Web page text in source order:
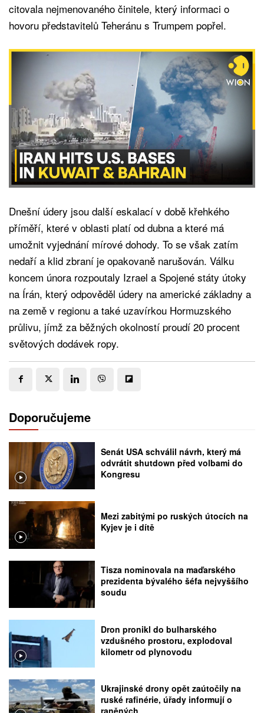
citovala nejmenovaného činitele, který informaci o
hovoru představitelů Teheránu s Trumpem popřel.
Dnešní údery jsou další eskalací v době křehkého
příměří, které v oblasti platí od dubna a které má
umožnit vyjednání mírové dohody. To se však zatím
nedaří a klid zbraní je opakovaně narušován. Válku
koncem února rozpoutaly Izrael a Spojené státy útoky
na Írán, který odpověděl údery na americké základny a
na země v regionu a také uzavírkou Hormuzského
průlivu, jímž za běžných okolností proudí 20 procent
světových dodávek ropy.
Doporučujeme
Senát USA schválil návrh, který má
odvrátit shutdown před volbami do
Kongresu
Mezi zabitými po ruských útocích na
Kyjev je i dítě
Tisza nominovala na maďarského
prezidenta bývalého šéfa nejvyššího
soudu
Dron pronikl do bulharského
vzdušného prostoru, explodoval
kilometr od plynovodu
Ukrajinské drony opět zaútočily na
ruské rafinérie, úřady informují o